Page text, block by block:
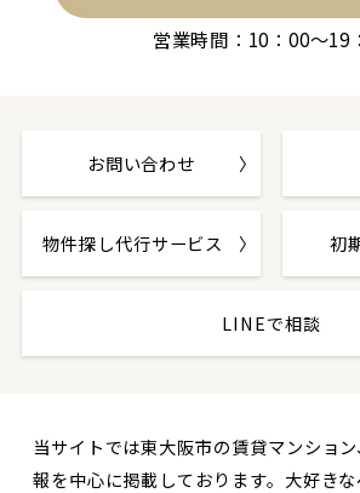
営業時間：10：00～19
お問い合わせ
物件探し代行サービス 初
LINEで相談
当サイトでは東大阪市の賃貸マンショ
報を中心に掲載しております。大好き